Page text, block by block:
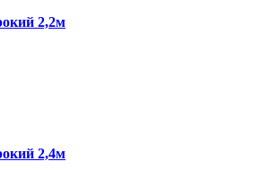
2,2м
2,4м